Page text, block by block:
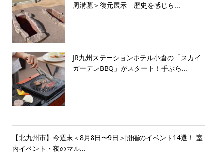
周溝墓＞復元展示 歴史を感じら...
JR九州ステーションホテル小倉の「スカイ
ガーデンBBQ」がスタート！手ぶら...
【北九州市】今週末＜8月8日〜9日＞開催のイベント14選！ 室
内イベント・夜のマル...